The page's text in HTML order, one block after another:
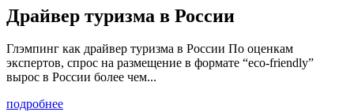
Драйвер туризма в России
Глэмпинг как драйвер туризма в России По оценкам
экспертов, спрос на размещение в формате “eco-friendly”
вырос в России более чем...
подробнее